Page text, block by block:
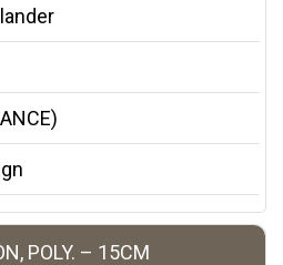
POLY. – 15CM